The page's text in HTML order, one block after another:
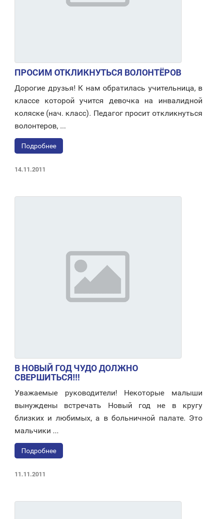
ПРОСИМ ОТКЛИКНУТЬСЯ ВОЛОНТЁРОВ
Дорогие друзья! К нам обратилась учительница, в
классе которой учится девочка на инвалидной
коляске (нач. класс). Педагог просит откликнуться
волонтеров, ...
Подробнее
14.11.2011
В НОВЫЙ ГОД ЧУДО ДОЛЖНО
СВЕРШИТЬСЯ!!!
Уважаемые руководители! Некоторые малыши
вынуждены встречать Новый год не в кругу
близких и любимых, а в больничной палате. Это
мальчики ...
Подробнее
11.11.2011